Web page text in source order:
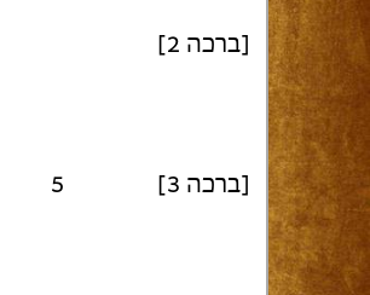
[ברכה 2]
[ברכה 3] 5